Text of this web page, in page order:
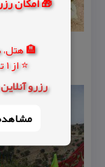
🏨 هتل،
⭐ از 1 تا 5 ستاره | فولبرد | نزدیک حرم
رزرو